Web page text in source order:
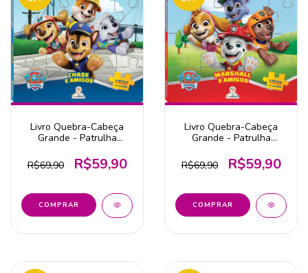
Livro Quebra-Cabeça
Grande - Patrulha
R$69,90
R$59,90
Livro Quebra-Cabeça
Grande - Patrulha
Amigos
R$69,90 R$59,90